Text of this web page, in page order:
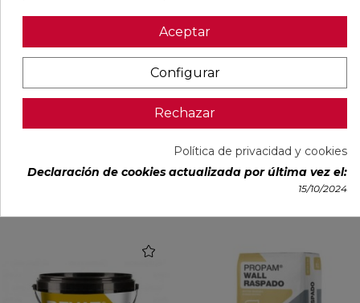
PROPAM WALL FINO 25 KG
BLANCO
REVAT FILM BIDÓN 20 KG
PVP87,95 €
Aceptar
Configurar
Rechazar
Política de privacidad y cookies
Declaración de cookies actualizada por última vez el:
15/10/2024